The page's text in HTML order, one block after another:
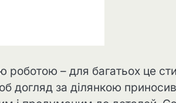
роботою – для багатьох це
догляд за ділянкою